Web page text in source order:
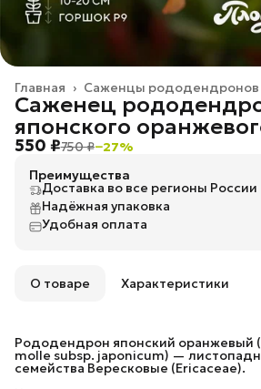
Саженцы рододендронов
Главная ›
Саженец
японского
550 ₽750 ₽−27%
Преимущества
Доставка во все регионы России
Надёжная упаковка
Удобная оплата
О товаре Характеристики
Рододендрон японский оранжевый
molle subsp. japonicum) —
семейства Вересковые (Ericaceae).